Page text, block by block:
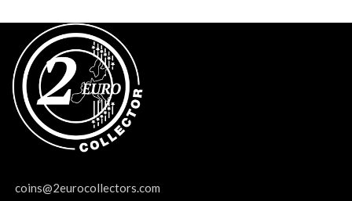
coins@2eurocollectors.com